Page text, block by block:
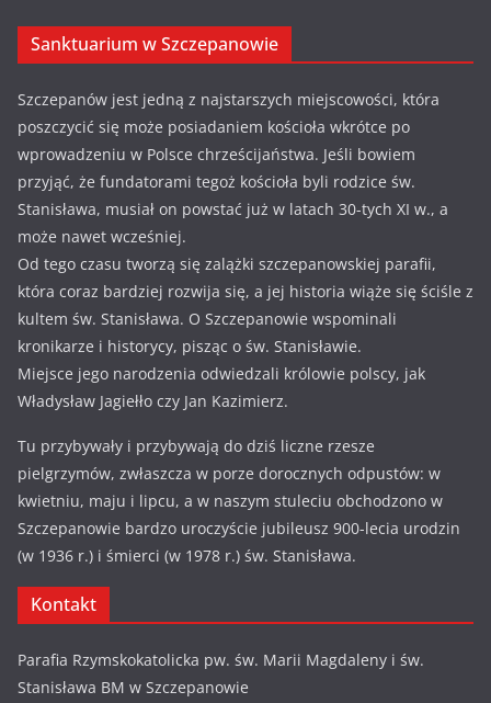
Sanktuarium w Szczepanowie
Szczepanów jest jedną z najstarszych miejscowości, która
poszczycić się może posiadaniem kościoła wkrótce po
wprowadzeniu w Polsce chrześcijaństwa. Jeśli bowiem
przyjąć, że fundatorami tegoż kościoła byli rodzice św.
Stanisława, musiał on powstać już w latach 30-tych XI w., a
może nawet wcześniej.
Od tego czasu tworzą się zalążki szczepanowskiej parafii,
która coraz bardziej rozwija się, a jej historia wiąże się ściśle z
kultem św. Stanisława. O Szczepanowie wspominali
kronikarze i historycy, pisząc o św. Stanisławie.
Miejsce jego narodzenia odwiedzali królowie polscy, jak
Władysław Jagiełło czy Jan Kazimierz.
Tu przybywały i przybywają do dziś liczne rzesze
pielgrzymów, zwłaszcza w porze dorocznych odpustów: w
kwietniu, maju i lipcu, a w naszym stuleciu obchodzono w
Szczepanowie bardzo uroczyście jubileusz 900-lecia urodzin
(w 1936 r.) i śmierci (w 1978 r.) św. Stanisława.
Kontakt
Parafia Rzymskokatolicka pw. św. Marii Magdaleny i św.
Stanisława BM w Szczepanowie